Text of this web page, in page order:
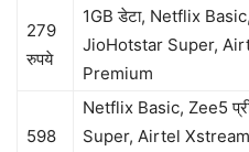
279
रुपये
1GB डेटा, Netflix Basic,
JioHotstar Super,
Premium
598
Netflix Basic, Zee5
Super, Airtel